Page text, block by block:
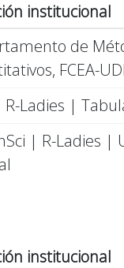
institucional
de
FCEA-
R-Ladies |
| R-Ladies |
institucional